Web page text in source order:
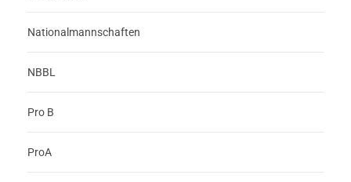
Nationalmannschaften
NBBL
Pro B
ProA